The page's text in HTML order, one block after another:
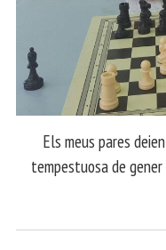
Els meus pares
tempestuosa de